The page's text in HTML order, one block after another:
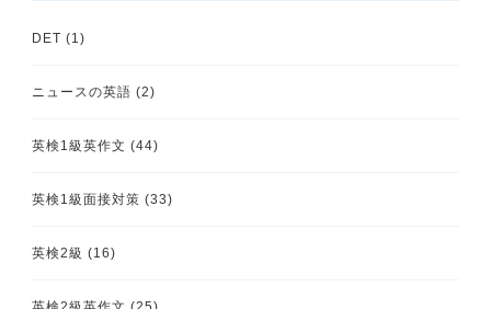
DET (1)
ニュースの英語 (2)
英検1級英作文 (44)
英検1級面接対策 (33)
英検2級 (16)